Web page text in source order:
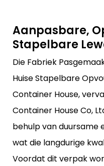
Aanpasbare,
Stapelbare
Die Fabriek
Huise Stapelbare
Container House,
Container House Co,
behulp van duursame
wat die langdurige
Voordat dit verpak